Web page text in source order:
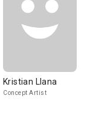
Kristian Llana
Concept Artist